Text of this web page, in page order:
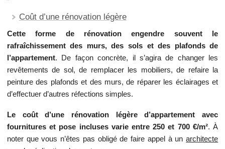
Coût d’une rénovation légère
Cette forme de rénovation engendre souvent le
rafraîchissement des murs, des sols et des plafonds de
l’appartement. De façon concrète, il s’agira de changer les
revêtements de sol, de remplacer les mobiliers, de refaire la
peinture des plafonds et des murs, de réparer les éclairages et
d’effectuer d’autres réfections simples.
Le coût d’une rénovation légère d’appartement avec
fournitures et pose incluses varie entre 250 et 700 €/m². À
noter que vous n’êtes pas obligé de faire appel à unarchitecte